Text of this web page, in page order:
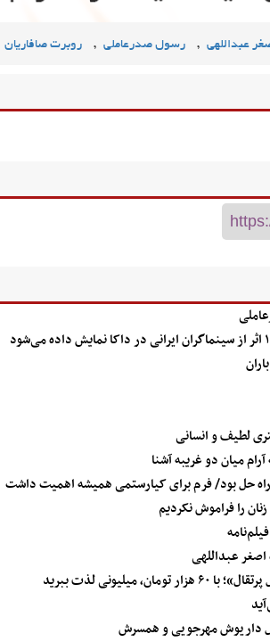
عبداللهی , رسول صدرعاملی , روبرت صافاریان
لطیف و انسانی
میان دو غریبه آشنا
راه حل بود/ فرم برای کیارستمی همیشه اهمیت داشت
را فراموش نکردیم
عبداللهی
لذت ببرید
داریوش مهرجویی و همسرش